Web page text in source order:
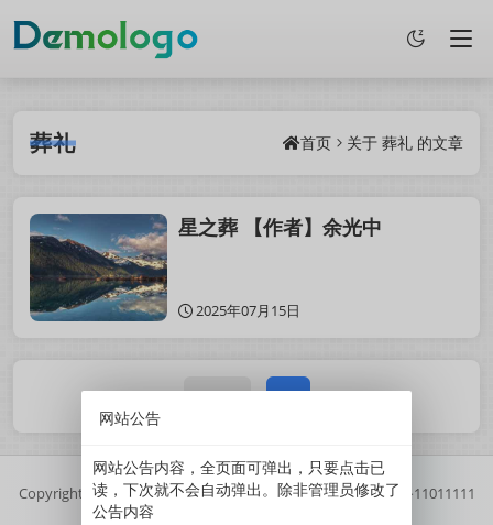
葬礼 首页 关于 葬礼 的文章
星之葬 【作者】余光中
2025年07月15日
1 / 1 1
Copyright 2025鲜果博客.基于Z-BlogPHP搭建.// 京ICP备11011111
号
网站公告
网站公告内容，全页面可弹出，只要点击已
读，下次就不会自动弹出。除非管理员修改了
公告内容